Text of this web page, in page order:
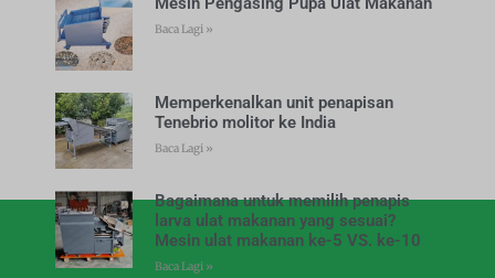
Baca Lagi »
Memperkenalkan unit penapisan
Tenebrio molitor ke India
Baca Lagi »
Bagaimana untuk memilih penapis
larva ulat makanan yang sesuai?
Mesin ulat makanan ke-5 VS. ke-10
Baca Lagi »